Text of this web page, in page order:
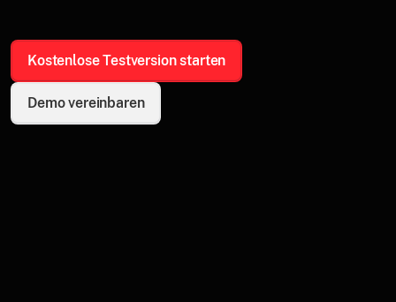
Kostenlose Testversion starten
Demo vereinbaren